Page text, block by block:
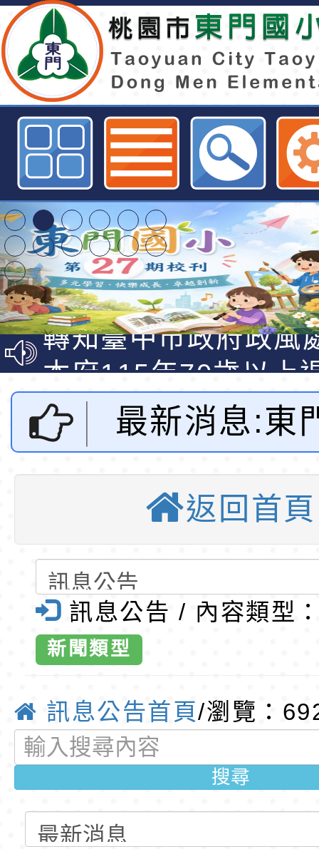
東門國小110學年度第1學期第4梯
理教師甄選錄取公告-桃園市東門
特殊教育學生及幼兒
明手冊(修訂版)與學
說明影片
轉知臺中市政府政風
光城市手牽手，綠能
走」動畫影片
本府115年70歲以上
員健康講座「吃得安
心」，請退休同仁踴
清華光罩教學專業論
動時代中的好老師：
教師韌性
轉環境部「淨零綠領
程」
轉農業部桃園區農業
「115年食農教育專
訓練課程」，歡迎已
育專業人員資格者報
錄取公告-桃園市桃
民小學115學年度「
理人員」甄選
東門國小115學年度
梯特教代課教師甄選
公告(尚有缺額)
錄取公告-桃園市桃
民小學115學年度「
班教師助理員」甄選
東門國小115學年度
梯特教代理教師甄選
特殊教育學生及幼兒
說明影片
光城市手牽手，綠能
走」動畫影片
本府115年70歲以上
員健康講座「吃得安
心」，請退休同仁踴
清華光罩教學專業論
動時代中的好老師：
教師韌性
轉環境部「淨零綠領
程」
轉農業部桃園區農業
最新消息:東
110學年度第
4梯第11次
理教師甄選錄
桃園市東門
返回首頁
訊息公告 / 內容類型
新聞類型
訊息公告首頁/瀏覽：
搜尋